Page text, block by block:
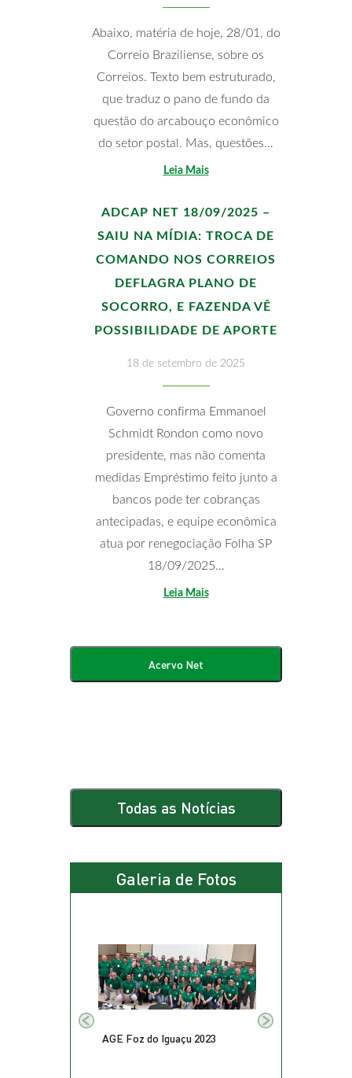
Abaixo, matéria de hoje, 28/01, do
Correio Braziliense, sobre os
Correios. Texto bem estruturado,
que traduz o pano de fundo da
questão do arcabouço econômico
do setor postal. Mas, questões…
Leia Mais
ADCAP NET 18/09/2025 –
SAIU NA MÍDIA: TROCA DE
COMANDO NOS CORREIOS
DEFLAGRA PLANO DE
SOCORRO, E FAZENDA VÊ
POSSIBILIDADE DE APORTE
18 de setembro de 2025
Governo confirma Emmanoel
Schmidt Rondon como novo
presidente, mas não comenta
medidas Empréstimo feito junto a
bancos pode ter cobranças
antecipadas, e equipe econômica
atua por renegociação Folha SP
18/09/2025…
Leia Mais
Acervo Net
Todas as Notícias
Galeria de Fotos
AGE Foz do Iguaçu 2023
Previous Next